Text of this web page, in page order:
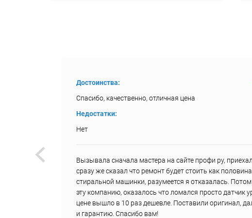
Достоинства:
Спасибо, качественно, отличная цена
Недостатки:
Нет
Вызывала сначала мастера на сайте профи ру,
сразу же сказал что ремонт будет стоить как
стиральной машинки, разумеется я отказалась.
эту компанию, оказалось что ломался просто датчик
цене вышло в 10 раз дешевле. Поставили оригинал,
и гарантию. Спасибо вам!